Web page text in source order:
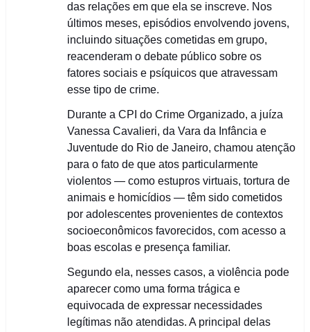
das relações em que ela se inscreve. Nos
últimos meses, episódios envolvendo jovens,
incluindo situações cometidas em grupo,
reacenderam o debate público sobre os
fatores sociais e psíquicos que atravessam
esse tipo de crime.
Durante a CPI do Crime Organizado, a juíza
Vanessa Cavalieri, da Vara da Infância e
Juventude do Rio de Janeiro, chamou atenção
para o fato de que atos particularmente
violentos — como estupros virtuais, tortura de
animais e homicídios — têm sido cometidos
por adolescentes provenientes de contextos
socioeconômicos favorecidos, com acesso a
boas escolas e presença familiar.
Segundo ela, nesses casos, a violência pode
aparecer como uma forma trágica e
equivocada de expressar necessidades
legítimas não atendidas. A principal delas